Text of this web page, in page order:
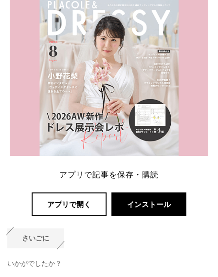
内容：特典金額・条件・応募方法・注意点 「どこが
一番お得？」「プラコレの特典は？」といった疑問も
解決します。 まずは診断で候補を絞れる「ウェディ
ング診断」か、体験型 […]
続きを読む
アプリで記事を保存・購読
アプリで開く インストール
さいごに
いかがでしたか？